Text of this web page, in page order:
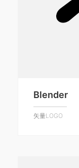
Blender
矢量LOGO